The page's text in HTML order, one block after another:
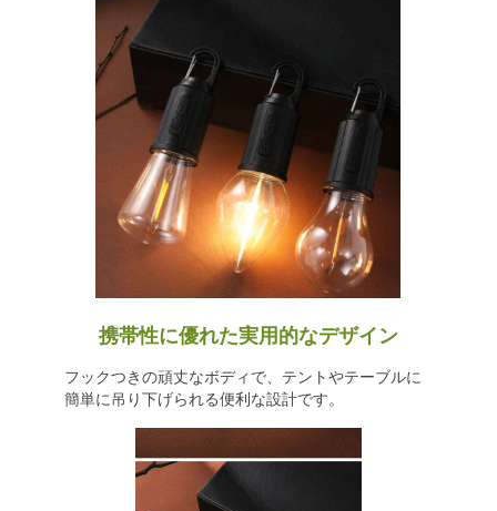
携帯性に優れた実用的なデザイン
フックつきの頑丈なボディで、テントやテーブルに
簡単に吊り下げられる便利な設計です。